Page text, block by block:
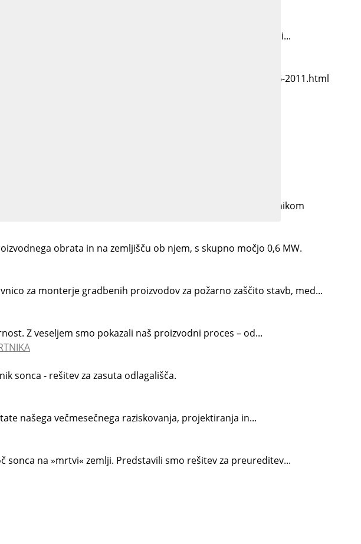
smo podjetje, izkušnje, izdelke in poseben poudarek dali...
www.vaskanal.com/arhiv-oddaj/video/1232/Novice-22-06-2011.html
iz Kitajske.Kljub razdalji, ki nas loči si je vzel čas in...
Do danes smo na našem zemljišču in na strehi...
Preizkus največje sončne elektrarne z dvoosnim sledilnikom
obrata in na zemljišču ob njem, s skupno močjo 0,6 MW.
za monterje gradbenih proizvodov za požarno zaščito stavb, med...
Z veseljem smo pokazali naš proizvodni proces – od...
sonca - rešitev za zasuta odlagališča.
našega večmesečnega raziskovanja, projektiranja in...
na »mrtvi« zemlji. Predstavili smo rešitev za preureditev...